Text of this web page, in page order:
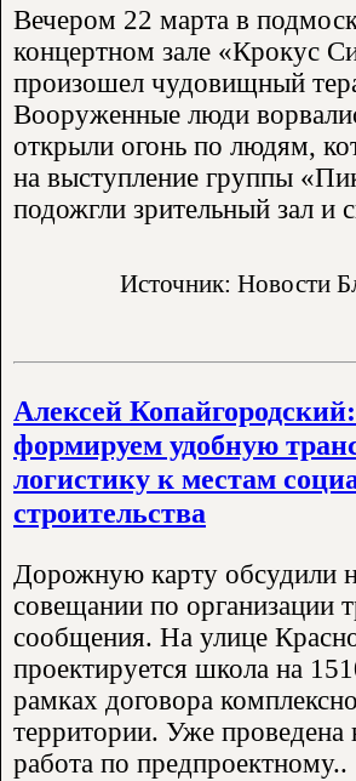
Вечером 22 марта в
концертном зале «Крокус
произошел чудовищный
Вооруженные люди
открыли огонь по людям,
на выступление группы
подожгли зрительный зал и
Источник: Новости
Алексей
формируем удобную
логистику к местам
строительства
Дорожную карту обсудили
совещании по организации
сообщения. На улице
проектируется школа на
рамках договора
территории. Уже проведена
работа по предпроектному..